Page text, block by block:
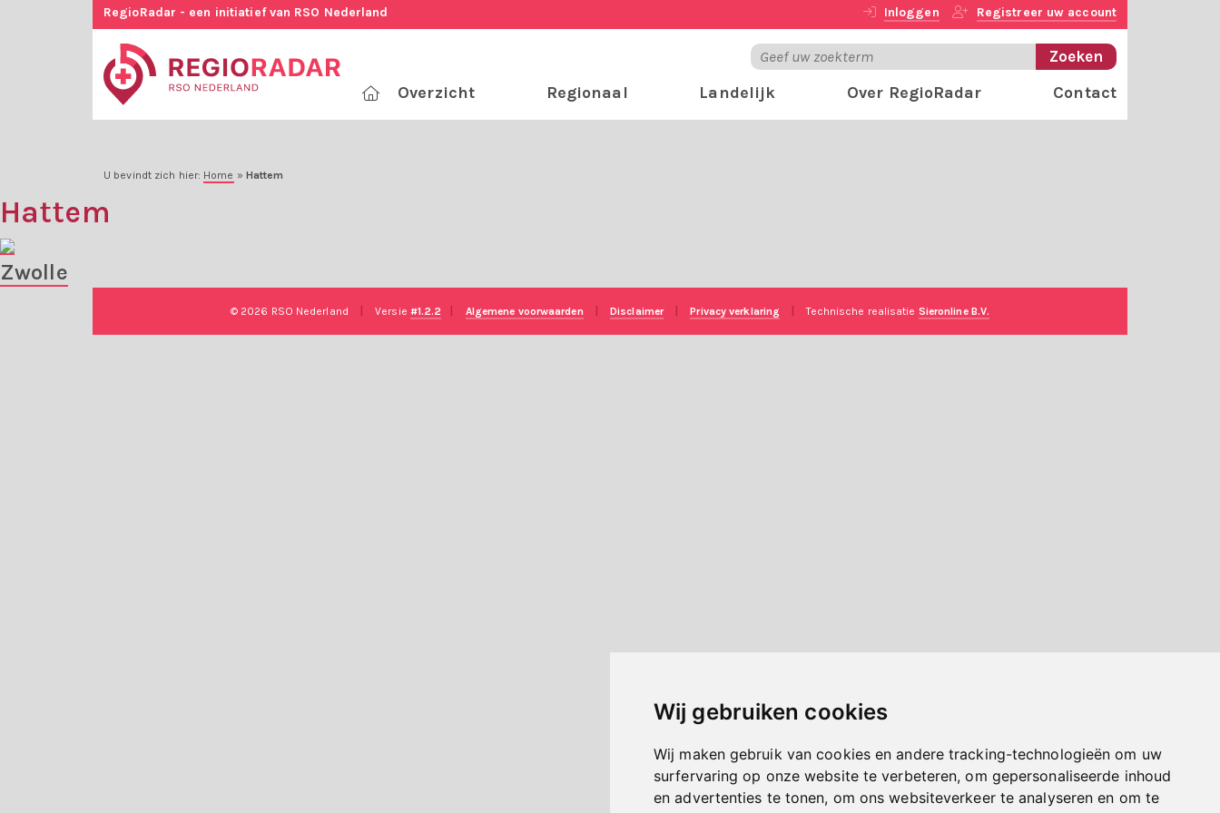
Wij gebruiken cookies
Wij maken gebruik van cookies en andere tracking-technologieën om uw
surfervaring op onze website te verbeteren, om gepersonaliseerde inhoud
en advertenties te tonen, om ons websiteverkeer te analyseren en om te
RegioRadar - een initiatief van RSO Nederland Inloggen Registreer uw account
Overzicht Regionaal Landelijk Over RegioRadar Contact
U bevindt zich hier: Home » Hattem
Hattem
Zwolle
© 2026 RSO Nederland Versie #1.2.2 Algemene voorwaarden Disclaimer Privacy verklaring Technische realisatie Sieronline B.V.